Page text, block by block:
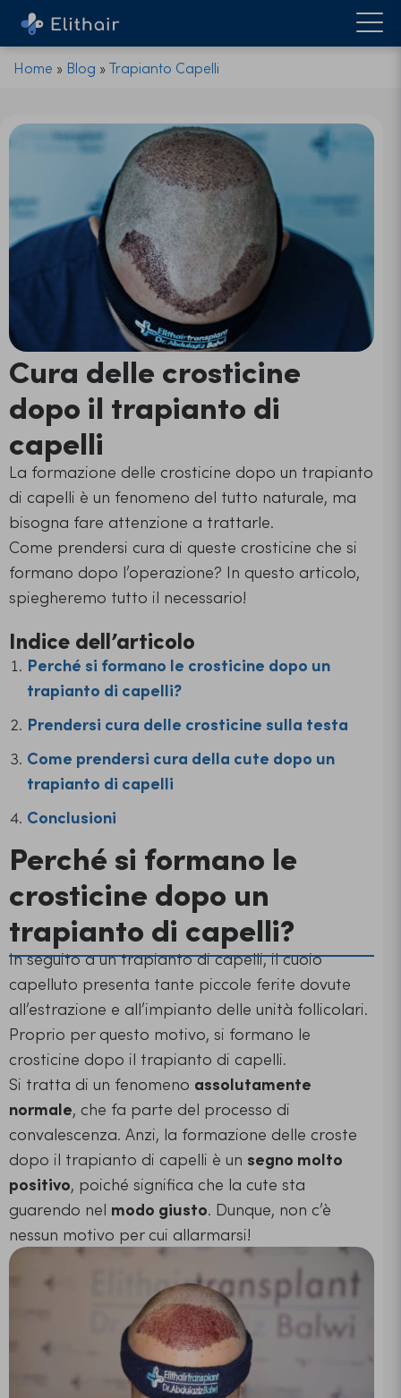
Home » Blog »Trapianto Capelli
Cura delle crosticine
dopo il trapianto di
capelli
La formazione delle crosticine dopo un trapianto
di capelli è un fenomeno del tutto naturale, ma
bisogna fare attenzione a trattarle.
Come prendersi cura di queste crosticine che si
formano dopo l’operazione? In questo articolo,
spiegheremo tutto il necessario!
Indice dell’articolo
Perché si formano le crosticine dopo un
trapianto di capelli?
Prendersi cura delle crosticine sulla testa
Come prendersi cura della cute dopo un
trapianto di capelli
Conclusioni
Perché si formano le
crosticine dopo un
trapianto di capelli?
In seguito a un trapianto di capelli, il cuoio
capelluto presenta tante piccole ferite dovute
all’estrazione e all’impianto delle unità follicolari.
Proprio per questo motivo, si formano le
crosticine dopo il trapianto di capelli.
Si tratta di un fenomeno assolutamente
normale, che fa parte del processo di
convalescenza. Anzi, la formazione delle croste
dopo il trapianto di capelli è un segno molto
positivo, poiché significa che la cute sta
guarendo nel modo giusto. Dunque, non c’è
nessun motivo per cui allarmarsi!